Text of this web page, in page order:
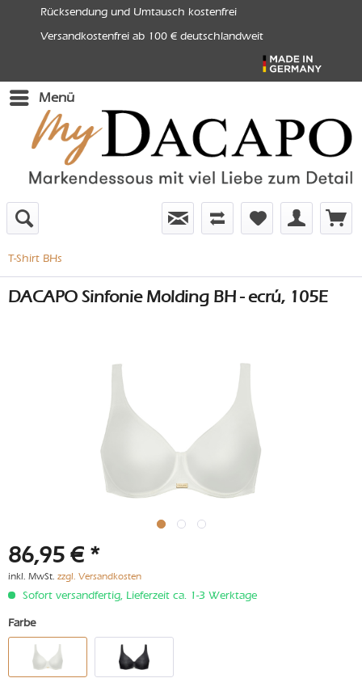
Rücksendung und Umtausch kostenfrei
Versandkostenfrei ab 100 € deutschlandweit
Menü
T-Shirt BHs
DACAPO Sinfonie Molding BH - ecrú, 105E
86,95 € *
inkl. MwSt. zzgl. Versandkosten
Sofort versandfertig, Lieferzeit ca. 1-3 Werktage
Farbe